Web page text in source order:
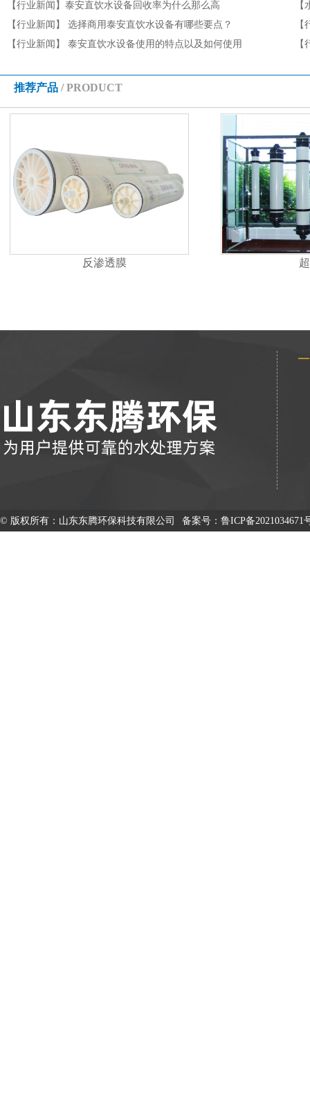
有哪些 收
【行业新闻】 泰安直饮水设备回收率为什么那么高
【行业新闻】
选择商用泰安直饮水设备有哪些要点？
【行业新闻】
泰安直饮水设备使用的特点以及如何使用
推荐产品 / PRODUCT
反渗透膜
© 版权所有：山东东腾环保科技有限公司 备案号： 鲁ICP备2021034671